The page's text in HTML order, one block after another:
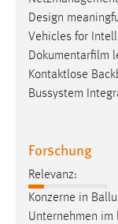
Design
Vehicles for
Dokumentarfilm
Kontaktlose
Bussystem
Forschung
Relevanz:
Konzerne in
Unternehmen im